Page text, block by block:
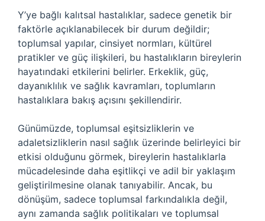
Y’ye bağlı kalıtsal hastalıklar, sadece genetik bir
faktörle açıklanabilecek bir durum değildir;
toplumsal yapılar, cinsiyet normları, kültürel
pratikler ve güç ilişkileri, bu hastalıkların bireylerin
hayatındaki etkilerini belirler. Erkeklik, güç,
dayanıklılık ve sağlık kavramları, toplumların
hastalıklara bakış açısını şekillendirir.
Günümüzde, toplumsal eşitsizliklerin ve
adaletsizliklerin nasıl sağlık üzerinde belirleyici bir
etkisi olduğunu görmek, bireylerin hastalıklarla
mücadelesinde daha eşitlikçi ve adil bir yaklaşım
geliştirilmesine olanak tanıyabilir. Ancak, bu
dönüşüm, sadece toplumsal farkındalıkla değil,
aynı zamanda sağlık politikaları ve toplumsal